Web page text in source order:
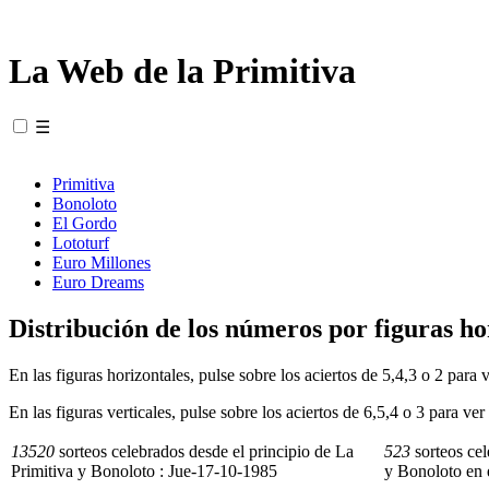
La Web de la Primitiva
☰
Primitiva
Bonoloto
El Gordo
Lototurf
Euro Millones
Euro Dreams
Distribución de los números por figuras
En las figuras horizontales, pulse sobre los aciertos de 5,4,3 o 2
En las figuras verticales, pulse sobre los aciertos de 6,5,4 o 3 para
13520 sorteos celebrados desde el principio de La
Primitiva y Bonoloto : Jue-17-10-1985
523 sorteos
y Bonoloto en